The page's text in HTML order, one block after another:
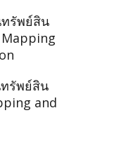
รัพย์สิน
รัพย์สิน
and